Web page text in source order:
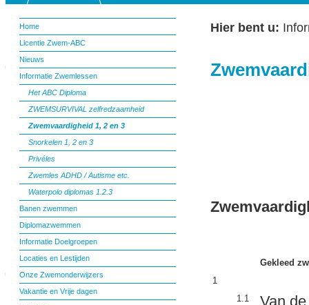
Home
Licentie Zwem-ABC
Nieuws
Informatie Zwemlessen
Het ABC Diploma
ZWEMSURVIVAL zelfredzaamheid
Zwemvaardigheid 1, 2 en 3
Snorkelen 1, 2 en 3
Privéles
Zwemles ADHD / Autisme etc.
Waterpolo diplomas 1.2.3
Banen zwemmen
Diplomazwemmen
Informatie Doelgroepen
Locaties en Lestijden
Onze Zwemonderwijzers
Vakantie en Vrije dagen
Hier bent u:
Gekleed
1
1.1
Van